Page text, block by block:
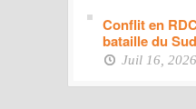
Conflit en
bataille du
Juil 16, 2026